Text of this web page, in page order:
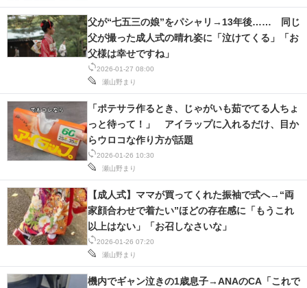
2026-01-27 08:00
瀬山野まり
父が“七五三の娘”をパシャリ→13年後…… 同じ
父が撮った成人式の晴れ姿に「泣けてくる」「お
父様は幸せですね」
2026-01-26 10:30
瀬山野まり
「ポテサラ作るとき、じゃがいも茹でてる人ちょ
っと待って！」 アイラップに入れるだけ、目か
らウロコな作り方が話題
2026-01-26 07:20
瀬山野まり
【成人式】ママが買ってくれた振袖で式へ→“両
家顔合わせで着たい”ほどの存在感に「もうこれ
以上はない」「お召しなさいな」
機内でギャン泣きの1歳息子→ANAのCA「これで